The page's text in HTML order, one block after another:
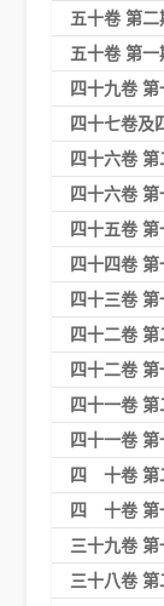
五十卷 第
五十卷 第
四十九卷
四十七卷及
四十六卷
四十六卷
四十五卷
四十四卷
四十三卷
四十二卷
四十二卷
四十一卷
四十一卷
四 十卷 第
四 十卷 第
三十九卷
三十八卷